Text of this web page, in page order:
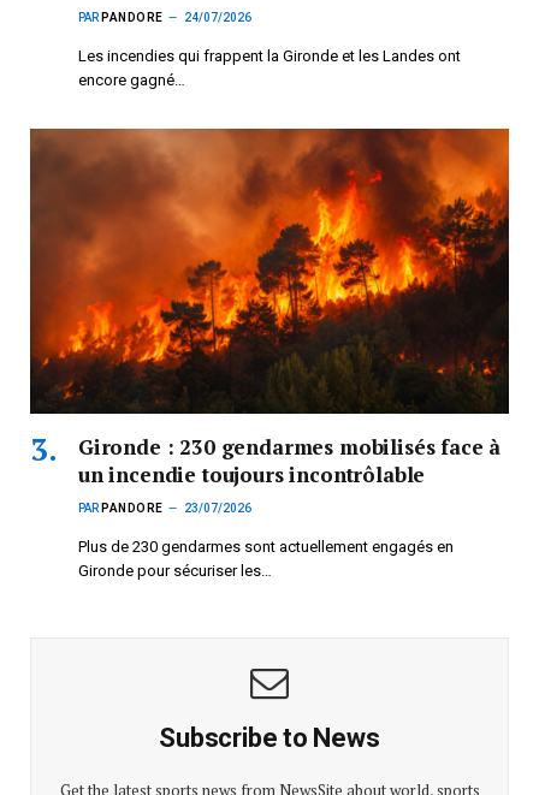
PAR PANDORE 24/07/2026
Les incendies qui frappent la Gironde et les Landes ont
encore gagné…
Gironde : 230 gendarmes mobilisés face à
un incendie toujours incontrôlable
PAR PANDORE 23/07/2026
Plus de 230 gendarmes sont actuellement engagés en
Gironde pour sécuriser les…
Subscribe to News
Get the latest sports news from NewsSite about world, sports